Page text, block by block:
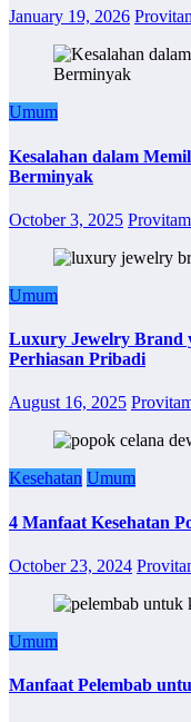
January 19, 2026
Umum
Kesalahan dalam
Berminyak
October 3, 2025
Umum
Luxury Jewelry Brand
Perhiasan Pribadi
August 16, 2025
Kesehatan Umum
4 Manfaat Kesehatan
October 23, 2024
Umum
Manfaat Pelembab